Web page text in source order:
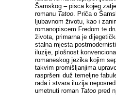
Šamskog – pisca kojeg
romanu Tatoo. Priča o
ljubavnom životu, kao i
romanopiscem Fredom te
života, primarna je
stalna mjesta
iluzije, plošnost
romaneskog jezika kojim
takvim promišljanjima
raspršeni duž temeljne
rada i stvara iluzija
umetnuti roman Tatoo pred